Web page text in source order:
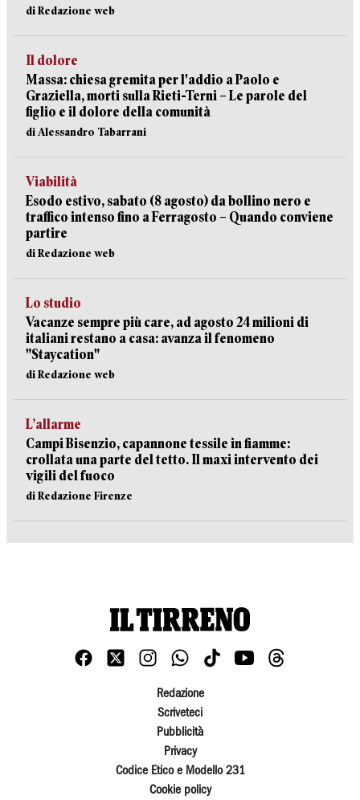
di Redazione web
Il dolore
Massa: chiesa gremita per l'addio a Paolo e
Graziella, morti sulla Rieti-Terni – Le parole del
figlio e il dolore della comunità
di Alessandro Tabarrani
Viabilità
Esodo estivo, sabato (8 agosto) da bollino nero e
traffico intenso fino a Ferragosto – Quando conviene
partire
di Redazione web
Lo studio
Vacanze sempre più care, ad agosto 24 milioni di
italiani restano a casa: avanza il fenomeno
"Staycation"
di Redazione web
L’allarme
Campi Bisenzio, capannone tessile in fiamme:
crollata una parte del tetto. Il maxi intervento dei
vigili del fuoco
di Redazione Firenze
Redazione
Scriveteci
Pubblicità
Privacy
Codice Etico e Modello 231
Cookie policy